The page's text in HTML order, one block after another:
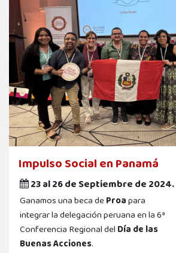
Impulso Social en Panamá
23 al 26 de Septiembre de 2024.
Ganamos una beca deProapara
integrar la delegación peruana en la 6ª
Conferencia Regional del Día de las
Buenas Acciones.